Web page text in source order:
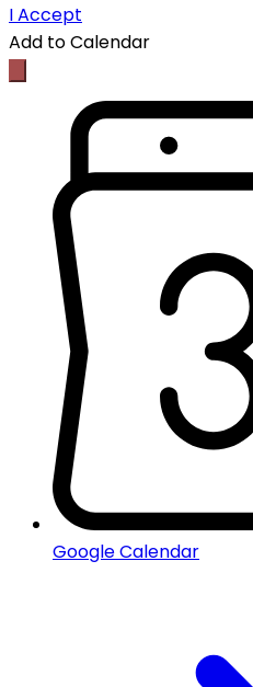
I Accept
Add to Calendar
Google Calendar